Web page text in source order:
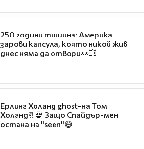
250 години тишина: Америка
зарови капсула, която никой жив
днес няма да отвори👀💥
Ерлинг Холанд ghost-на Том
Холанд?! 💀 Защо Спайдър-мен
остана на "seen"😅